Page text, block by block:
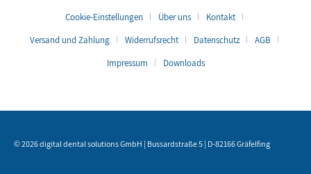
Cookie-Einstellungen Über uns
Kontakt
Versand und Zahlung
Widerrufsrecht Datenschutz
AGB
Impressum
Downloads
© 2026 digital dental solutions GmbH | Bussardstraße 5 | D-82166 Gräfelfing